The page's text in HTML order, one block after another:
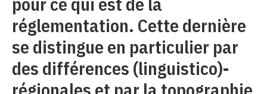
réglementation. Cette dernière
se distingue en particulier par
des différences (linguistico)-